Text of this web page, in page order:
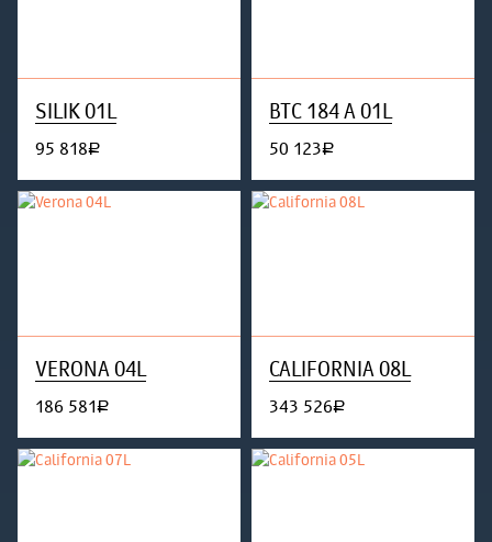
SILIK 01L
95 818руб.
BTC 184 A 01L
50 123руб.
VERONA 04L
186 581руб.
CALIFORNIA 08L
343 526руб.